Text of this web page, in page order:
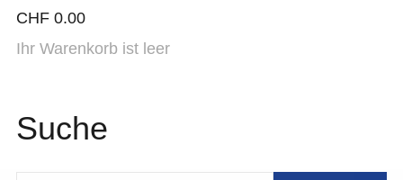
CHF 0.00
Ihr Warenkorb ist leer
Suche